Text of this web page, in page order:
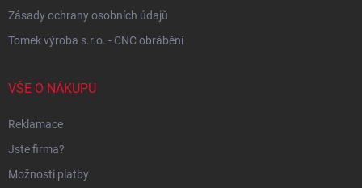
Zásady ochrany osobních údajů
Tomek výroba s.r.o. - CNC obrábění
VŠE O NÁKUPU
Reklamace
Jste firma?
Možnosti platby